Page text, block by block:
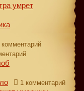
умрет
комментарий
1 комментарий